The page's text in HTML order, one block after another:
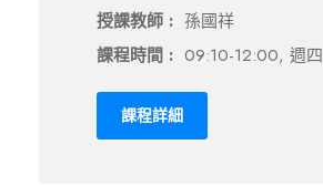
授課教師 : 孫國祥
課程時間 : 09:10-12:00, 週四
課程詳細